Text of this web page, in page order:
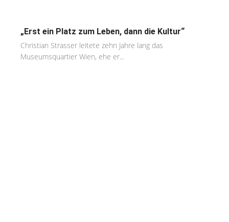
„Erst ein Platz zum Leben, dann die Kultur“
Christian Strasser leitete zehn Jahre lang das
Museumsquartier Wien, ehe er...